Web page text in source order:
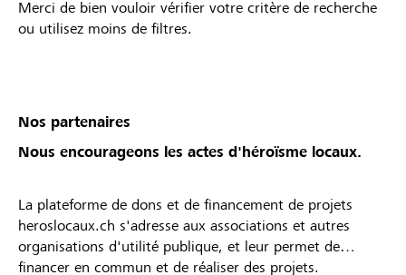
Merci de bien vouloir vérifier votre critère de recherche
ou utilisez moins de filtres.
Nos partenaires
Nous encourageons les actes d'héroïsme locaux.
La plateforme de dons et de financement de projets
heroslocaux.ch s'adresse aux associations et autres
organisations d'utilité publique, et leur permet de
financer en commun et de réaliser des projets.